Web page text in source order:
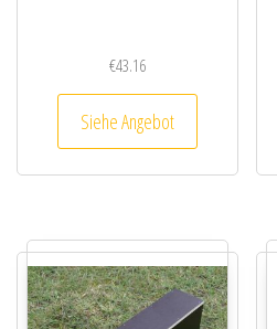
€43.16
Siehe Angebot